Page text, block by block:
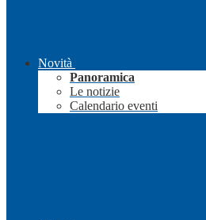
Novità
Panoramica
Le notizie
Calendario eventi